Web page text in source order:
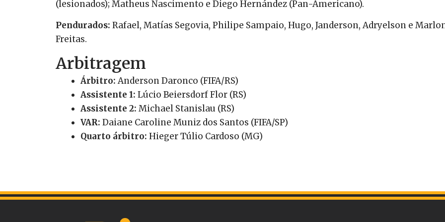
(lesionados); Matheus Nascimento e Diego Hernández (Pan-Americano).
Pendurados: Rafael, Matías Segovia, Philipe Sampaio, Hugo, Janderson, Adryelson e
Freitas.
Arbitragem
Árbitro:Anderson Daronco (FIFA/RS)
Assistente 1: Lúcio Beiersdorf Flor (RS)
Assistente 2: Michael Stanislau (RS)
VAR: Daiane Caroline Muniz dos Santos (FIFA/SP)
Quarto árbitro: Hieger Túlio Cardoso (MG)